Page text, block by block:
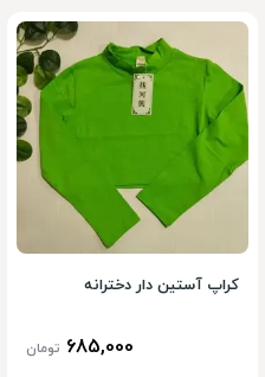
کراپ آستین دار دخترانه
685,000 تومان